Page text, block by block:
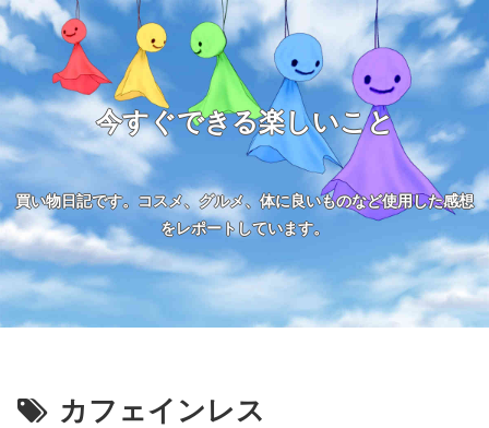
今すぐできる楽しいこと
買い物日記です。コスメ、グルメ、体に良いものなど使用した感想
をレポートしています。
カフェインレス